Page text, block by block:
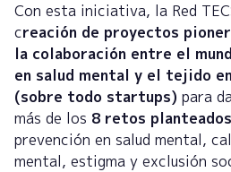
Con esta iniciativa, la Red
creación de proyectos
la colaboración entre el
en salud mental y el tejido
(sobre todo startups) para
más de los 8 retos planteados
prevención en salud mental,
mental, estigma y exclusión